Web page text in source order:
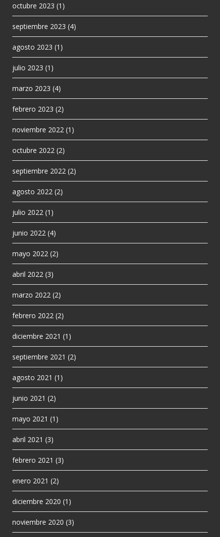
octubre 2023 (1)
septiembre 2023 (4)
agosto 2023 (1)
julio 2023 (1)
marzo 2023 (4)
febrero 2023 (2)
noviembre 2022 (1)
octubre 2022 (2)
septiembre 2022 (2)
agosto 2022 (2)
julio 2022 (1)
junio 2022 (4)
mayo 2022 (2)
abril 2022 (3)
marzo 2022 (2)
febrero 2022 (2)
diciembre 2021 (1)
septiembre 2021 (2)
agosto 2021 (1)
junio 2021 (2)
mayo 2021 (1)
abril 2021 (3)
febrero 2021 (3)
enero 2021 (2)
diciembre 2020 (1)
noviembre 2020 (3)